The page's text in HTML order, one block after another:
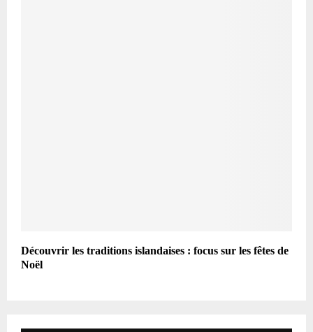
Découvrir les traditions islandaises : focus sur les fêtes de
Noël